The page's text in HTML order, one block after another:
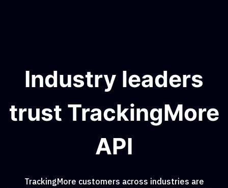
Industry leaders
trust TrackingMore
API
TrackingMore customers across industries are